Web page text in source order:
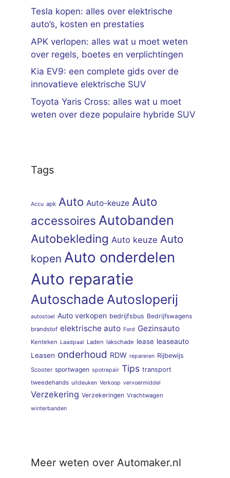
Tesla kopen: alles over elektrische
auto’s, kosten en prestaties
APK verlopen: alles wat u moet weten
over regels, boetes en verplichtingen
Kia EV9: een complete gids over de
innovatieve elektrische SUV
Toyota Yaris Cross: alles wat u moet
weten over deze populaire hybride SUV
Tags
Accu apk Auto Auto-keuze Auto
accessoires Autobanden
Autobekleding Auto keuze Auto
kopen Auto onderdelen
Auto reparatie
Autoschade Autosloperij
autostoel Auto verkopen bedrijfsbus Bedrijfswagens
brandstof elektrische auto Ford Gezinsauto
Kenteken Laadpaal Laden lakschade lease leaseauto
Leasen onderhoud RDW repareren Rijbewijs
Scooter sportwagen spotrepair Tips transport
tweedehands uitdeuken Verkoop vervoermiddel
Verzekering Verzekeringen Vrachtwagen
winterbanden
Meer weten over Automaker.nl